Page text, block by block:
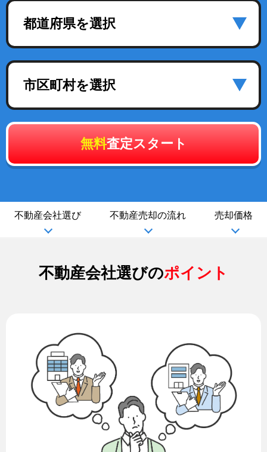
都道府県を選択
市区町村を選択
無料査定スタート
不動産会社選び 不動産売却の流れ 売却価格
不動産会社選びのポイント